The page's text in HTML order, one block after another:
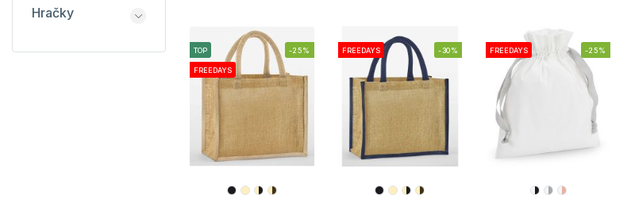
TOP
FREEDAYS
-25% FREEDAYS -30% FREEDAYS -25%
Hračky